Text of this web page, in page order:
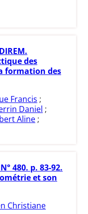
des
formation des
Francis ;
Daniel ;
Aline ;
480. p. 83-92.
et son
Christiane